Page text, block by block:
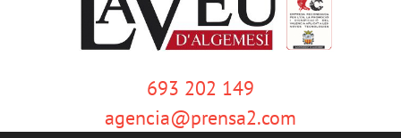
693 202 149
agencia@prensa2.com